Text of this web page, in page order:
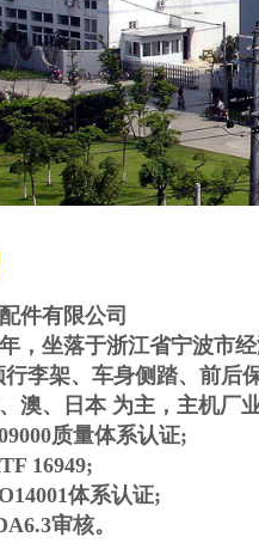
件有限公司
，坐落于浙江省宁波市
李架、车身侧踏、前后
澳、日本 为主，主机厂
质量体系认证;
16949;
体系认证;
审核。